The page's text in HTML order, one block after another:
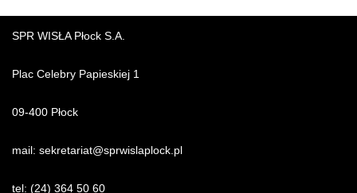
SPR WISŁA Płock S.A.
Plac Celebry Papieskiej 1
09-400 Płock
mail: sekretariat@sprwislaplock.pl
tel: (24) 364 50 60